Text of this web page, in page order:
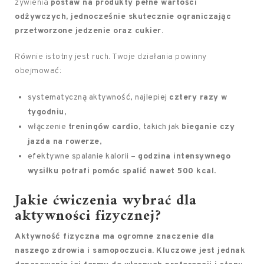
żywienia postaw na produkty pełne wartości
odżywczych, jednocześnie skutecznie ograniczając
przetworzone jedzenie oraz cukier.
Równie istotny jest ruch. Twoje działania powinny
obejmować:
systematyczną aktywność, najlepiej cztery razy w
tygodniu,
włączenie treningów cardio, takich jak bieganie czy
jazda na rowerze,
efektywne spalanie kalorii – godzina intensywnego
wysiłku potrafi pomóc spalić nawet 500 kcal.
Jakie ćwiczenia wybrać dla
aktywności fizycznej?
Aktywność fizyczna ma ogromne znaczenie dla
naszego zdrowia i samopoczucia. Kluczowe jest jednak